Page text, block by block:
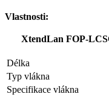
Vlastnosti:
XtendLan FOP-
Délka
Typ vlákna
Specifikace vlákna